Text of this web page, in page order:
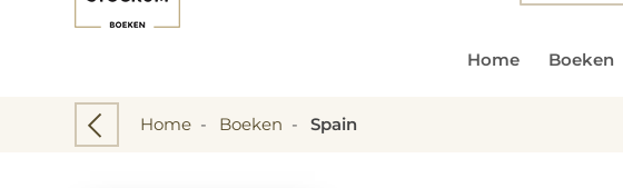
Home Boeken
Home - Boeken - Spain